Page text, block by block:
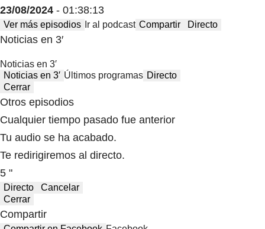
23/08/2024 - 01:38:13
Ver más episodios Ir al podcast Compartir Directo
Noticias en 3′
Noticias en 3′
Noticias en 3′ Últimos programas Directo
Cerrar
Otros episodios
Cualquier tiempo pasado fue anterior
Tu audio se ha acabado.
Te redirigiremos al directo.
5 "
Directo
Cancelar
Cerrar
Compartir